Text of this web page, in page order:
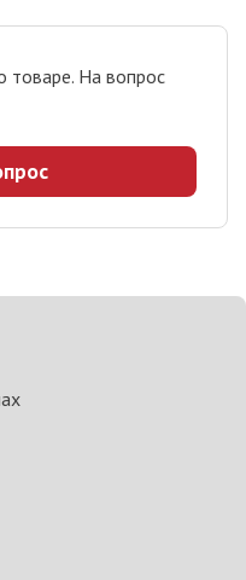
товаре. На вопрос